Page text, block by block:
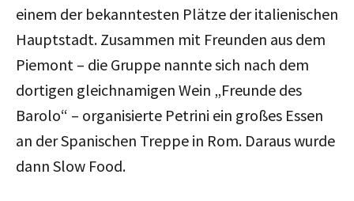
einem der bekanntesten Plätze der italienischen
Hauptstadt. Zusammen mit Freunden aus dem
Piemont – die Gruppe nannte sich nach dem
dortigen gleichnamigen Wein „Freunde des
Barolo“ – organisierte Petrini ein großes Essen
an der Spanischen Treppe in Rom. Daraus wurde
dann Slow Food.